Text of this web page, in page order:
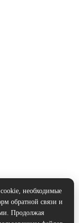
необходимые
обратной связи и
Продолжая